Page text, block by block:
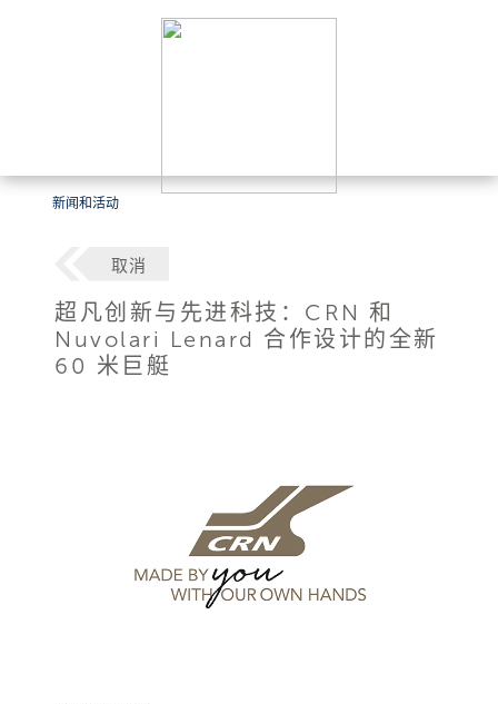
新闻和活动
取消
超凡创新与先进科技：CRN 和
Nuvolari Lenard 合作设计的全新
60 米巨艇